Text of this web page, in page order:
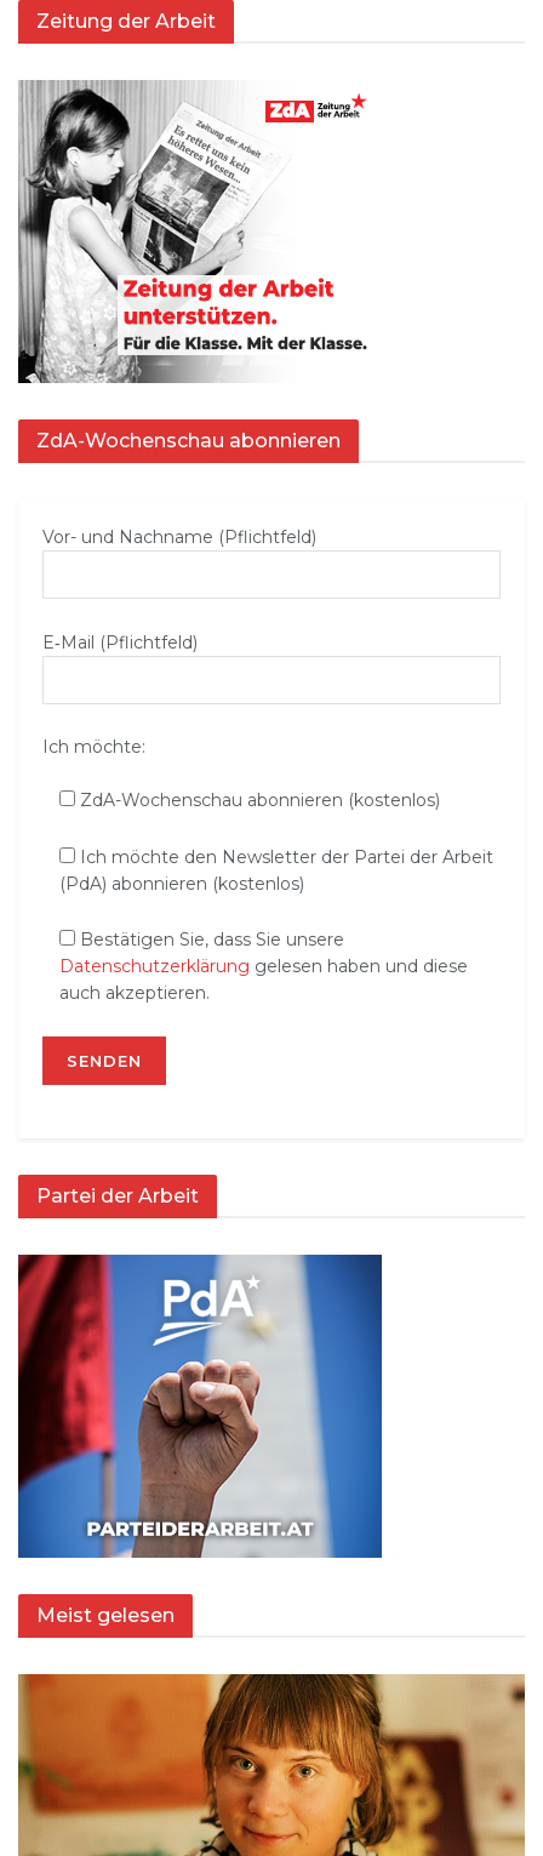
Zeitung der Arbeit
ZdA-Wochenschau abonnieren
Vor- und Nachname (Pflichtfeld)
E‑Mail (Pflichtfeld)
Ich möchte:
ZdA-Wochenschau abonnieren (kostenlos)
Ich möchte den Newsletter der Partei der Arbeit
(PdA) abonnieren (kostenlos)
Bestätigen Sie, dass Sie unsere
Datenschutzerklärung gelesen haben und diese
auch akzeptieren.
Partei der Arbeit
Meist gelesen